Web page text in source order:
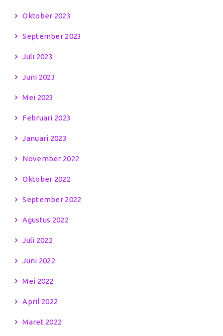
Oktober 2023
September 2023
Juli 2023
Juni 2023
Mei 2023
Februari 2023
Januari 2023
November 2022
Oktober 2022
September 2022
Agustus 2022
Juli 2022
Juni 2022
Mei 2022
April 2022
Maret 2022